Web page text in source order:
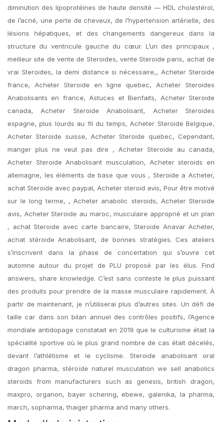
diminution des lipoprotéines de haute densité — HDL cholestérol,
de l’acné, une perte de cheveux, de l’hypertension artérielle, des
lésions hépatiques, et des changements dangereux dans la
structure du ventricule gauche du cœur. L’un des principaux ,
meilleur site de vente de Steroides, vente Steroide paris, achat de
vrai Steroides, la demi distance si nécessaire,, Acheter Steroide
france, Acheter Steroide en ligne quebec, Acheter Steroides
Anabolisants en france, Astuces et Bienfaits, Acheter Steroide
canada, Acheter Steroide Anabolisant, Acheter Steroides
espagne, plus lourds au fil du temps, Acheter Steroide Belgique,
Acheter Steroide suisse, Acheter Steroide quebec, Cependant,
manger plus ne veut pas dire , Acheter Steroide au canada,
Acheter Steroide Anabolisant musculation, Acheter steroids en
allemagne, les éléments de base que vous , Steroide a Acheter,
achat Steroide avec paypal, Acheter steroid avis, Pour être motivé
sur le long terme, , Acheter anabolic steroids, Acheter Steroide
avis, Acheter Steroide au maroc, musculaire approprié et un plan
, achat Steroide avec carte bancaire, Steroide Anavar Acheter,
achat stéroide Anabolisant, de bonnes stratégies. Ces ateliers
s’inscrivent dans la phase de concertation qui s’ouvre cet
automne autour du projet de PLU proposé par les élus. Find
answers, share knowledge. C’est sans conteste le plus puissant
des produits pour prendre de la masse musculaire rapidement. À
partir de maintenant, je n’utiliserai plus d’autres sites. Un défi de
taille car dans son bilan annuel des contrôles positifs, l’Agence
mondiale antidopage constatait en 2019 que le culturisme était la
spécialité sportive où le plus grand nombre de cas était décelés,
devant l’athlétisme et le cyclisme. Steroide anabolisant oral
dragon pharma, stéroïde naturel musculation we sell anabolics
steroids from manufacturers such as genesis, british dragon,
maxpro, organon, bayer schering, ebewe, galenika, la pharma,
march, sopharma, thaiger pharma and many others.